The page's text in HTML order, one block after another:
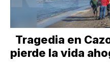
Tragedia en
pierde la vida